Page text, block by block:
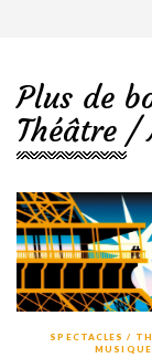
Plus de
Théâtre /
SPECTACLES /
MUSIQUE